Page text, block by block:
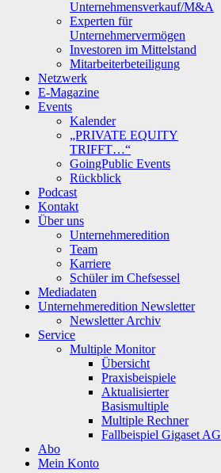
Unternehmensverkauf/M&A
Experten für
Unternehmervermögen
Investoren im Mittelstand
Mitarbeiterbeteiligung
Netzwerk
E-Magazine
Events
Kalender
„PRIVATE EQUITY
TRIFFT…“
GoingPublic Events
Rückblick
Podcast
Kontakt
Über uns
Unternehmeredition
Team
Karriere
Schüler im Chefsessel
Mediadaten
Unternehmeredition Newsletter
Newsletter Archiv
Service
Multiple Monitor
Übersicht
Praxisbeispiele
Aktualisierter
Basismultiple
Multiple Rechner
Fallbeispiel Gigaset AG
Abo
Mein Konto